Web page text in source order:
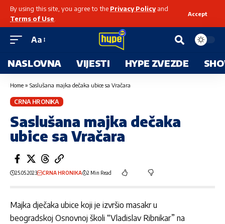
By using this site, you agree to the Privacy Policyand
Terms of Use
Accept
Aa
NASLOVNA VIJESTI HYPE ZVEZDE
Home » Saslušana majka dečaka ubice sa Vračara
CRNA HRONIKA
Saslušana majka dečaka
ubice sa Vračara
25.05.2023 CRNA HRONIKA 2 Min Read
Majka dječaka ubice koji je izvršio masakr u
beogradskoj Osnovnoj školi “Vladislav Ribnikar” na